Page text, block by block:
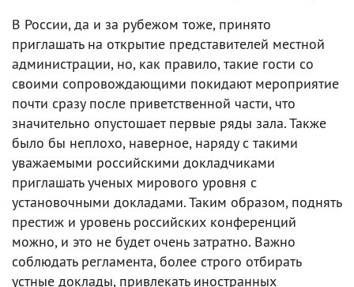
В России, да и за рубежом тоже, принято
приглашать на открытие представителей местной
администрации, но, как правило, такие гости со
своими сопровождающими покидают мероприятие
почти сразу после приветственной части, что
значительно опустошает первые ряды зала. Также
было бы неплохо, наверное, наряду с такими
уважаемыми российскими докладчиками
приглашать ученых мирового уровня с
установочными докладами. Таким образом, поднять
престиж и уровень российских конференций
можно, и это не будет очень затратно. Важно
соблюдать регламента, более строго отбирать
устные доклады, привлекать иностранных